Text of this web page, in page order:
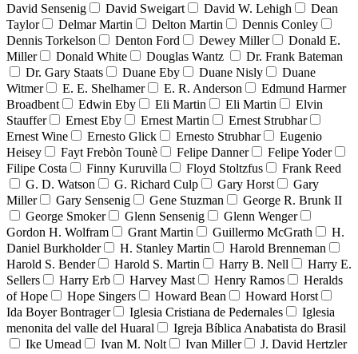
David Sensenig
David Sweigart David W. Lehigh
Dean
Taylor
Delmar Martin Delton Martin
Dennis Conley
Dennis Torkelson
Denton Ford Dewey Miller
Donald E.
Miller
Donald White Douglas Wantz
Dr. Frank Bateman
Dr. Gary Staats
Duane Eby Duane Nisly
Duane
Witmer
E. E. Shelhamer E. R. Anderson
Edmund Harmer
Broadbent
Edwin Eby Eli Martin Eli Martin
Elvin
Stauffer
Ernest Eby Ernest Martin
Ernest Strubhar
Ernest Wine
Ernesto Glick Ernesto Strubhar
Eugenio
Heisey
Fayt Frebòn Tounè Felipe Danner
Felipe Yoder
Filipe Costa
Finny Kuruvilla Floyd Stoltzfus
Frank Reed
G. D. Watson
G. Richard Culp Gary Horst
Gary
Miller
Gary Sensenig Gene Stuzman
George R. Brunk II
George Smoker
Glenn Sensenig
Glenn Wenger
Gordon H. Wolfram
Grant Martin Guillermo McGrath
H.
Daniel Burkholder
H. Stanley Martin
Harold Brenneman
Harold S. Bender
Harold S. Martin Harry B. Nell
Harry E.
Sellers
Harry Erb Harvey Mast Henry Ramos
Heralds
of Hope
Hope Singers Howard Bean
Howard Horst
Ida Boyer Bontrager
Iglesia Cristiana de Pedernales
Iglesia
menonita del valle del Huaral
Igreja Bíblica Anabatista do Brasil
Ike Umead
Ivan M. Nolt Ivan Miller
J. David Hertzler